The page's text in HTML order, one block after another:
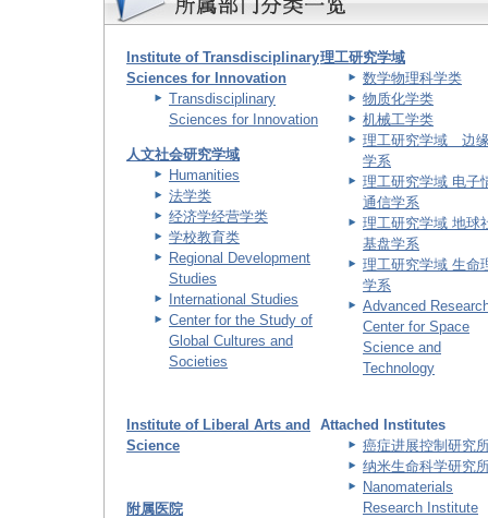
Institute of Transdisciplinary
Sciences for Innovation
Transdisciplinary
Sciences for Innovation
人文社会研究学域
Humanities
法学类
经济学经营学类
学校教育类
Regional Development
Studies
International Studies
Center for the Study of
Global Cultures and
Societies
理工研究学域
数学物理科学类
物质化学类
机械工学类
理工研究学域 边
学系
理工研究学域 电子
通信学系
理工研究学域 地球
基盘学系
理工研究学域 生命
学系
Advanced
Center for Space
Science and
Technology
Institute of Liberal Arts and
Science
附属医院
Attached Institutes
癌症进展控制研究
纳米生命科学研究
Nanomaterials
Research Institute